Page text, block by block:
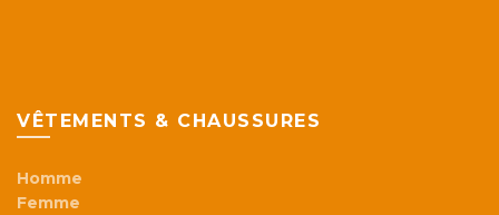
VÊTEMENTS & CHAUSSURES
Homme
Femme